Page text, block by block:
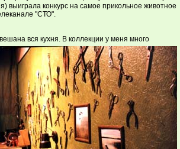
выиграла конкурс на самое прикольное животное
"СТО".
вся кухня. В коллекции у меня много